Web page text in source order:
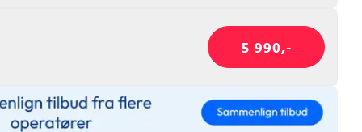
5 990,-